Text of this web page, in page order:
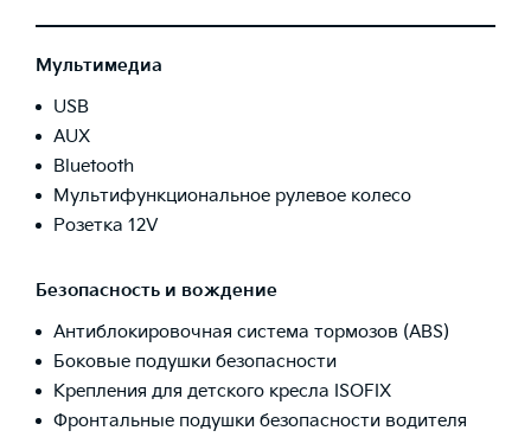
Мультимедиа
USB
AUX
Bluetooth
Мультифункциональное рулевое колесо
Розетка 12V
Безопасность и вождение
Антиблокировочная система тормозов (ABS)
Боковые подушки безопасности
Крепления для детского кресла ISOFIX
Фронтальные подушки безопасности водителя